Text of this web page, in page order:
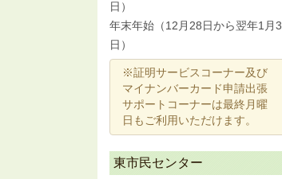
日）
年末年始（12月28日から翌年1月3
日）
※証明サービスコーナー及び
マイナンバーカード申請出張
サポートコーナーは最終月曜
日もご利用いただけます。
東市民センター